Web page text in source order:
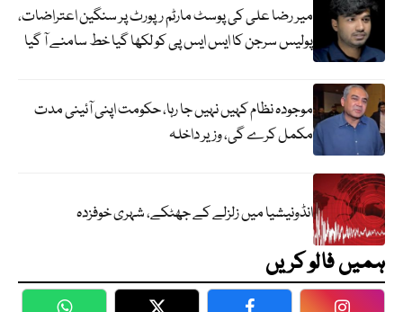
میر رضا علی کی پوسٹ مارٹم رپورٹ پر سنگین اعتراضات،
پولیس سرجن کا ایس ایس پی کو لکھا گیا خط سامنے آ گیا
موجودہ نظام کہیں نہیں جا رہا، حکومت اپنی آئینی مدت
مکمل کرے گی، وزیر داخلہ
انڈونیشیا میں زلزلے کے جھٹکے، شہری خوفزدہ
ہمیں فالو کریں